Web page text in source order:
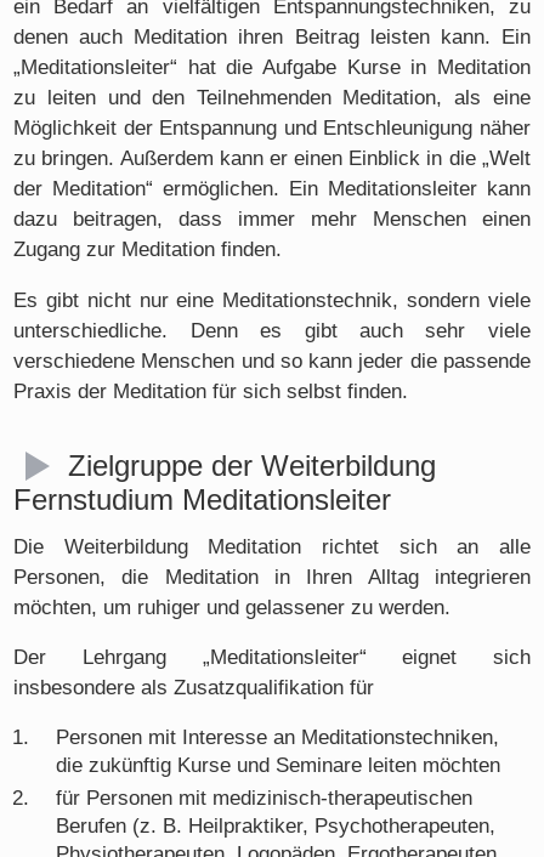
ein Bedarf an vielfältigen Entspannungstechniken, zu
denen auch Meditation ihren Beitrag leisten kann. Ein
„Meditationsleiter“ hat die Aufgabe Kurse in Meditation
zu leiten und den Teilnehmenden Meditation, als eine
Möglichkeit der Entspannung und Entschleunigung näher
zu bringen. Außerdem kann er einen Einblick in die „Welt
der Meditation“ ermöglichen. Ein Meditationsleiter kann
dazu beitragen, dass immer mehr Menschen einen
Zugang zur Meditation finden.
Es gibt nicht nur eine Meditationstechnik, sondern viele
unterschiedliche. Denn es gibt auch sehr viele
verschiedene Menschen und so kann jeder die passende
Praxis der Meditation für sich selbst finden.
Zielgruppe der Weiterbildung
Fernstudium Meditationsleiter
Die Weiterbildung Meditation richtet sich an alle
Personen, die Meditation in Ihren Alltag integrieren
möchten, um ruhiger und gelassener zu werden.
Der Lehrgang „Meditationsleiter“ eignet sich
insbesondere als Zusatzqualifikation für
Personen mit Interesse an Meditationstechniken,
die zukünftig Kurse und Seminare leiten möchten
für Personen mit medizinisch-therapeutischen
Berufen (z. B. Heilpraktiker, Psychotherapeuten,